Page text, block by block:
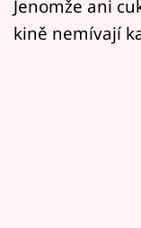
Jenomže ani
kině nemívají